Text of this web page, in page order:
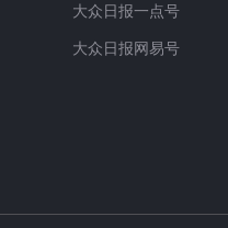
大众日报一点号
大众日报网易号